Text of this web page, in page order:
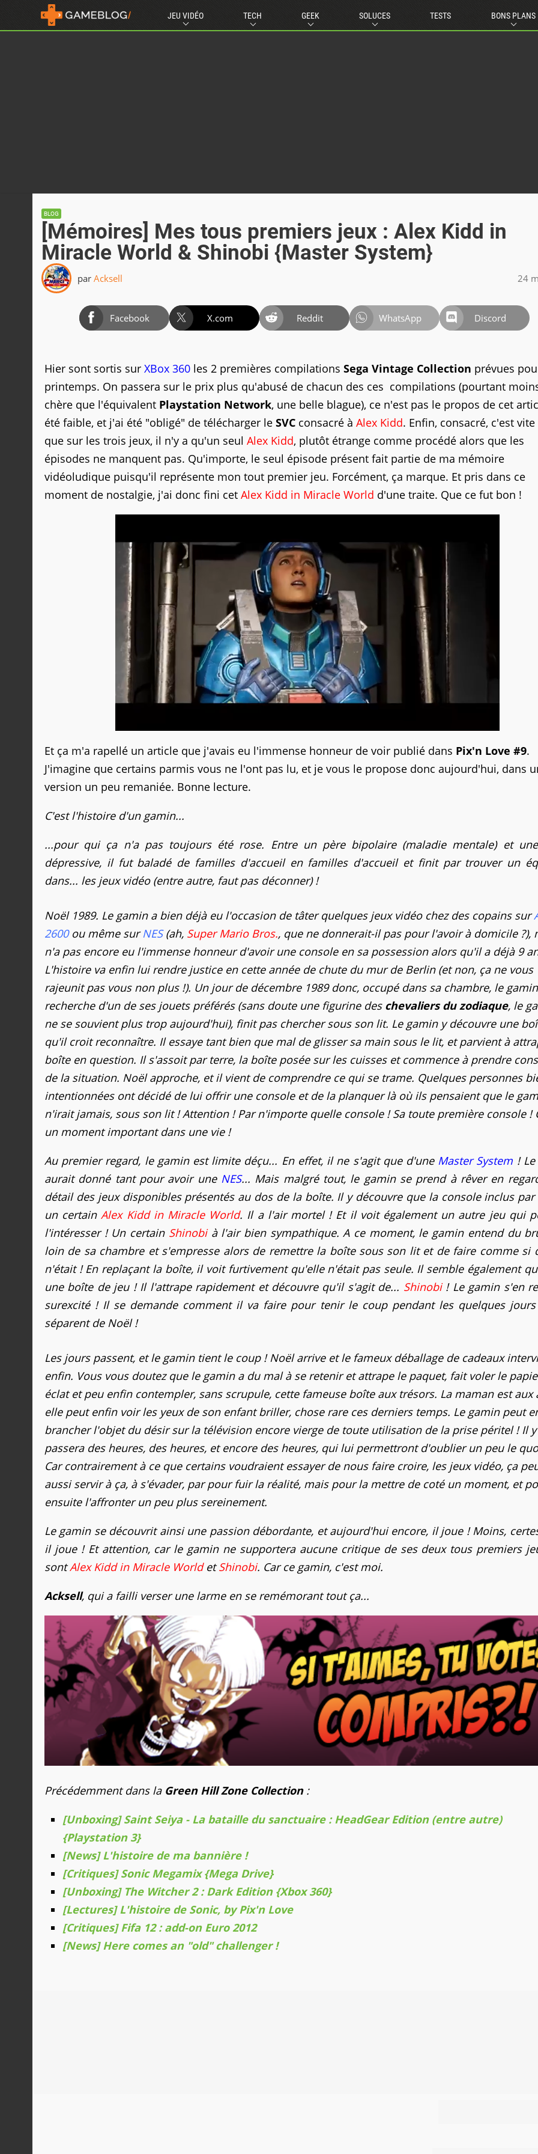
JEU VIDÉO TECH GEEK SOLUCES TESTS BONS PLANS
BLOG
[Mémoires] Mes tous premiers jeux : Alex Kidd in
Miracle World & Shinobi {Master System}
par Acksell 24
Facebook X.com Reddit WhatsApp Discord
Hier sont sortis sur XBox 360 les 2 premières compilations Sega Vintage Collection prévues
printemps. On passera sur le prix plus qu'abusé de chacun des ces compilations (pourtant
chère que l'équivalent Playstation Network, une belle blague), ce n'est pas le propos de cet
été faible, et j'ai été "obligé" de télécharger le SVC consacré à Alex Kidd. Enfin, consacré, c'est
que sur les trois jeux, il n'y a qu'un seul Alex Kidd, plutôt étrange comme procédé alors que les
épisodes ne manquent pas. Qu'importe, le seul épisode présent fait partie de ma mémoire
vidéoludique puisqu'il représente mon tout premier jeu. Forcément, ça marque. Et pris dans ce
moment de nostalgie, j'ai donc fini cet Alex Kidd in Miracle World d'une traite. Que ce fut bon !
Et ça m'a rapellé un article que j'avais eu l'immense honneur de voir publié dans Pix'n Love #9.
J'imagine que certains parmis vous ne l'ont pas lu, et je vous le propose donc aujourd'hui, dans
version un peu remaniée. Bonne lecture.
C'est l'histoire d'un gamin...
...pour qui ça n'a pas toujours été rose. Entre un père bipolaire (maladie mentale) et
dépressive, il fut baladé de familles d'accueil en familles d'accueil et finit par trouver un
dans... les jeux vidéo (entre autre, faut pas déconner) !
Noël 1989. Le gamin a bien déjà eu l'occasion de tâter quelques jeux vidéo chez des copains sur
2600ou même surNES(ah, Super Mario Bros., que ne donnerait-il pas pour l'avoir à domicile ?),
n'a pas encore eu l'immense honneur d'avoir une console en sa possession alors qu'il a déjà 9
L'histoire va enfin lui rendre justice en cette année de chute du mur de Berlin (et non, ça ne vous
rajeunit pas vous non plus !). Un jour de décembre 1989 donc, occupé dans sa chambre, le
recherche d'un de ses jouets préférés (sans doute une figurine des chevaliers du zodiaque, le
ne se souvient plus trop aujourd'hui), finit pas chercher sous son lit. Le gamin y découvre une
qu'il croit reconnaître. Il essaye tant bien que mal de glisser sa main sous le lit, et parvient à
boîte en question. Il s'assoit par terre, la boîte posée sur les cuisses et commence à prendre
de la situation. Noël approche, et il vient de comprendre ce qui se trame. Quelques personnes
intentionnées ont décidé de lui offrir une console et de la planquer là où ils pensaient que le
n'irait jamais, sous son lit ! Attention ! Par n'importe quelle console ! Sa toute première console !
un moment important dans une vie !
Au premier regard, le gamin est limite déçu... En effet, il ne s'agit que d'une Master System !
aurait donné tant pour avoir une NES... Mais malgré tout, le gamin se prend à rêver en
détail des jeux disponibles présentés au dos de la boîte. Il y découvre que la console inclus par
un certainAlex Kidd in Miracle World. Il a l'air mortel ! Et il voit également un autre jeu qui
l'intéresser ! Un certain Shinobià l'air bien sympathique. A ce moment, le gamin entend du
loin de sa chambre et s'empresse alors de remettre la boîte sous son lit et de faire comme si
n'était ! En replaçant la boîte, il voit furtivement qu'elle n'était pas seule. Il semble également
une boîte de jeu ! Il l'attrape rapidement et découvre qu'il s'agit de... Shinobi! Le gamin s'en
surexcité ! Il se demande comment il va faire pour tenir le coup pendant les quelques
séparent de Noël !
Les jours passent, et le gamin tient le coup ! Noël arrive et le fameux déballage de cadeaux
enfin. Vous vous doutez que le gamin a du mal à se retenir et attrape le paquet, fait voler le
éclat et peu enfin contempler, sans scrupule, cette fameuse boîte aux trésors. La maman est aux
elle peut enfin voir les yeux de son enfant briller, chose rare ces derniers temps. Le gamin peut
brancher l'objet du désir sur la télévision encore vierge de toute utilisation de la prise péritel ! Il y
passera des heures, des heures, et encore des heures, qui lui permettront d'oublier un peu le
Car contrairement à ce que certains voudraient essayer de nous faire croire, les jeux vidéo, ça
aussi servir à ça, à s'évader, par pour fuir la réalité, mais pour la mettre de coté un moment, et
ensuite l'affronter un peu plus sereinement.
Le gamin se découvrit ainsi une passion débordante, et aujourd'hui encore, il joue ! Moins,
il joue ! Et attention, car le gamin ne supportera aucune critique de ses deux tous premiers
sontAlex Kidd in Miracle WorldetShinobi. Car ce gamin, c'est moi.
Acksell, qui a failli verser une larme en se remémorant tout ça...
Précédemment dans la Green Hill Zone Collection:
[Unboxing] Saint Seiya - La bataille du sanctuaire : HeadGear Edition (entre autre)
{Playstation 3}
[News] L'histoire de ma bannière !
[Critiques] Sonic Megamix {Mega Drive}
[Unboxing] The Witcher 2 : Dark Edition {Xbox 360}
[Lectures] L'histoire de Sonic, by Pix'n Love
[Critiques] Fifa 12 : add-on Euro 2012
[News] Here comes an "old" challenger !